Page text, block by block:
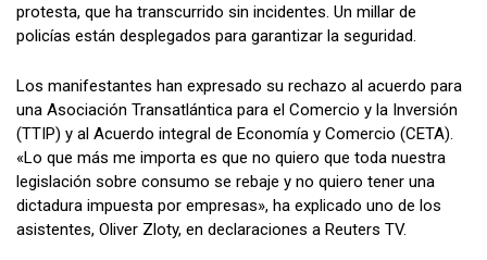
protesta, que ha transcurrido sin incidentes. Un millar de
policías están desplegados para garantizar la seguridad.
Los manifestantes han expresado su rechazo al acuerdo para
una Asociación Transatlántica para el Comercio y la Inversión
(TTIP) y al Acuerdo integral de Economía y Comercio (CETA).
«Lo que más me importa es que no quiero que toda nuestra
legislación sobre consumo se rebaje y no quiero tener una
dictadura impuesta por empresas», ha explicado uno de los
asistentes, Oliver Zloty, en declaraciones a Reuters TV.